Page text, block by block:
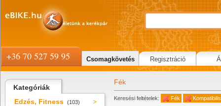
Kategóriák
Edzés, Fitness (103)
Fék
Keresési feltételek: Fék
+36 70 527 59 95 Csomagkövetés Regisztráció